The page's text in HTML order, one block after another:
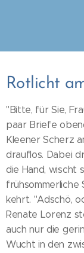
Rotlicht
"Bitte, für Sie,
paar Briefe
Kleener Scherz
drauflos. Dabei
die Hand, wischt
frühsommerliche
kehrt. "Adschö,
Renate Lorenz
auch nur die
Wucht in den